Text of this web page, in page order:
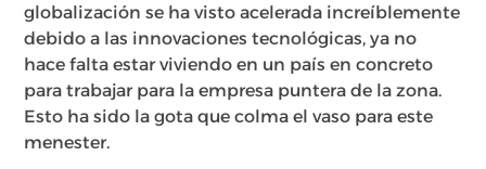
globalización se ha visto acelerada increíblemente
debido a las innovaciones tecnológicas, ya no
hace falta estar viviendo en un país en concreto
para trabajar para la empresa puntera de la zona.
Esto ha sido la gota que colma el vaso para este
menester.